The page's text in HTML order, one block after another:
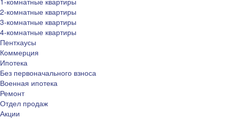
2-комнатные квартиры
3-комнатные квартиры
4-комнатные квартиры
Пентхаусы
Коммерция
Ипотека
Без первоначального взноса
Военная ипотека
Ремонт
Отдел продаж
Акции